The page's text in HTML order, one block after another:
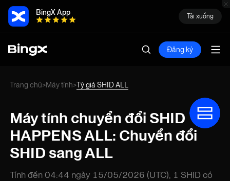
BingX App Tải xuống
Đăng ký
Trang chủ>Máy tính>Tỷ giá SHID ALL
Máy tính chuyển đổi SHID
HAPPENS ALL: Chuyển đổi
SHID sang ALL
Tính đến 04:44 ngày 15/05/2026 (UTC), 1 SHID có